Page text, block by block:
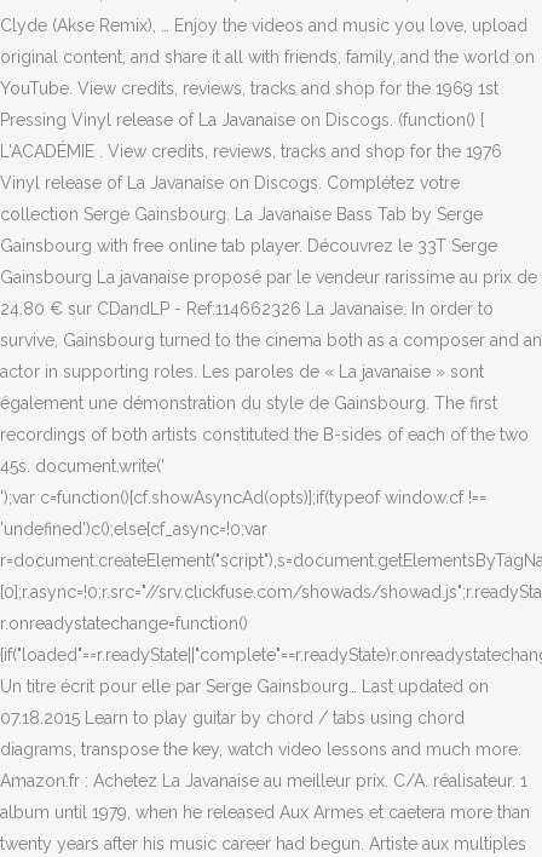
Clyde (Akse Remix), … Enjoy the videos and music you love, upload
original content, and share it all with friends, family, and the world on
YouTube. View credits, reviews, tracks and shop for the 1969 1st
Pressing Vinyl release of La Javanaise on Discogs. (function() {
L'ACADÉMIE . View credits, reviews, tracks and shop for the 1976
Vinyl release of La Javanaise on Discogs. Complétez votre
collection Serge Gainsbourg. La Javanaise Bass Tab by Serge
Gainsbourg with free online tab player. Découvrez le 33T Serge
Gainsbourg La javanaise proposé par le vendeur rarissime au prix de
24.80 € sur CDandLP - Ref:114662326 La Javanaise. In order to
survive, Gainsbourg turned to the cinema both as a composer and an
actor in supporting roles. Les paroles de « La javanaise » sont
également une démonstration du style de Gainsbourg. The first
recordings of both artists constituted the B-sides of each of the two
45s. document.write('
');var c=function(){cf.showAsyncAd(opts)};if(typeof window.cf !==
'undefined')c();else{cf_async=!0;var
[0];r.async=!0;r.src="//srv.clickfuse.com/showads/
r.onreadystatechange=function()
Un titre écrit pour elle par Serge Gainsbourg… Last updated on
07.18.2015 Learn to play guitar by chord / tabs using chord
diagrams, transpose the key, watch video lessons and much more.
Amazon.fr : Achetez La Javanaise au meilleur prix. C/A. réalisateur. 1
album until 1979, when he released Aux Armes et caetera more than
twenty years after his music career had begun. Artiste aux multiples